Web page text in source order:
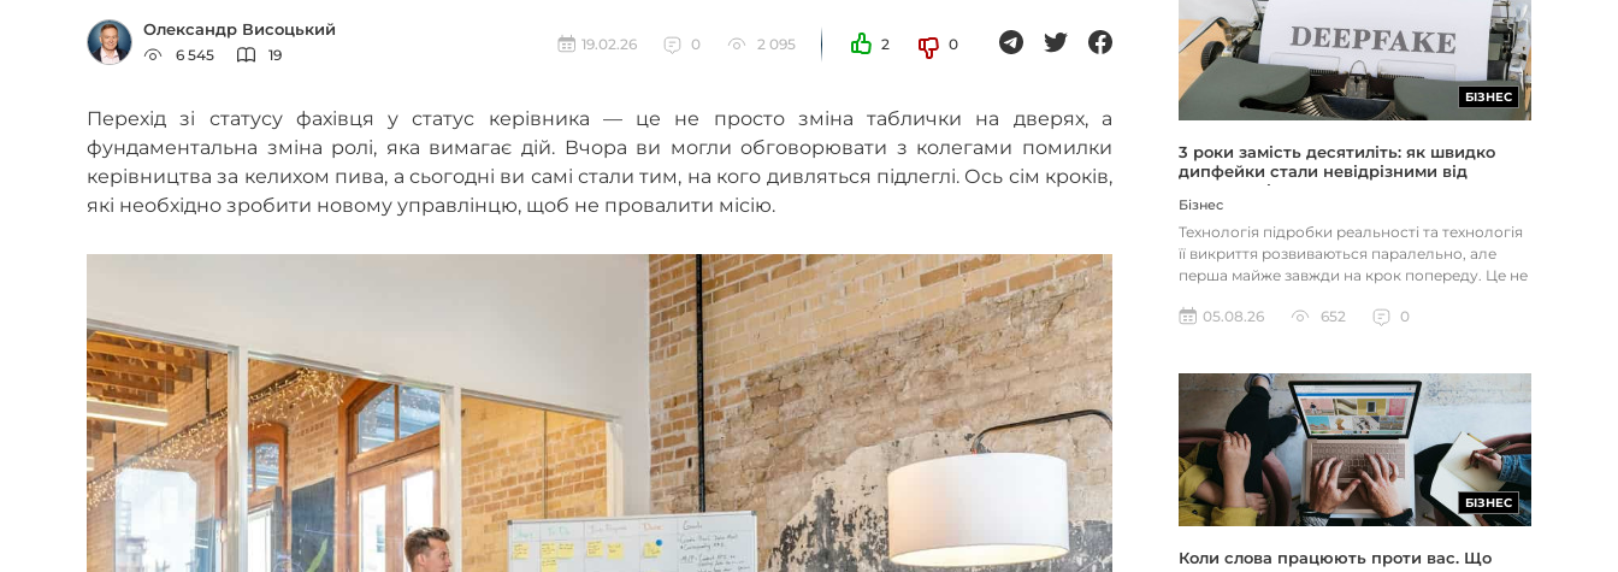
Олександр Висоцький
6 545 19
19.02.26 0 2 095 2 0
Перехід зі статусу фахівця у статус керівника — це не просто зміна таблички на дверях, а
фундаментальна зміна ролі, яка вимагає дій. Вчора ви могли обговорювати з колегами помилки
керівництва за келихом пива, а сьогодні ви самі стали тим, на кого дивляться підлеглі. Ось сім кроків,
які необхідно зробити новому управлінцю, щоб не провалити місію.
БІЗНЕС
3 роки замість десятиліть: як швидко
дипфейки стали невідрізними від
реальності
Бізнес
Технологія підробки реальності та технологія
її викриття розвиваються паралельно, але
перша майже завжди на крок попереду. Це не
05.08.26
652 0
БІЗНЕС
Коли слова працюють проти вас. Що